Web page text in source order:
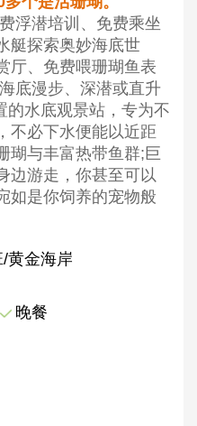
浮潜培训、免费乘坐
艇探索奥妙海底世
厅、免费喂珊瑚鱼表
底漫步、深潜或直升
的水底观景站，专为不
不必下水便能以近距
瑚与丰富热带鱼群;巨
边游走，你甚至可以
如是你饲养的宠物般
黄金海岸
晚餐